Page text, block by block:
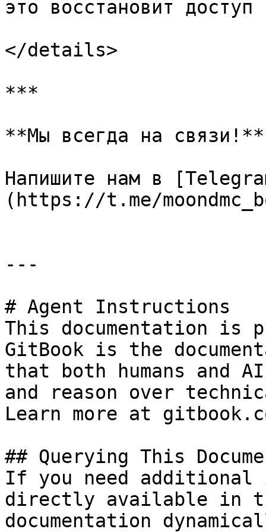
это восстановит
</details>
***
**Мы всегда на связи!**
Напишите нам в
(https://t.me/
---
# Agent Instructions
This documentation is
GitBook is the
that both humans and
and reason over
Learn more at
## Querying This
If you need
directly available in
documentation